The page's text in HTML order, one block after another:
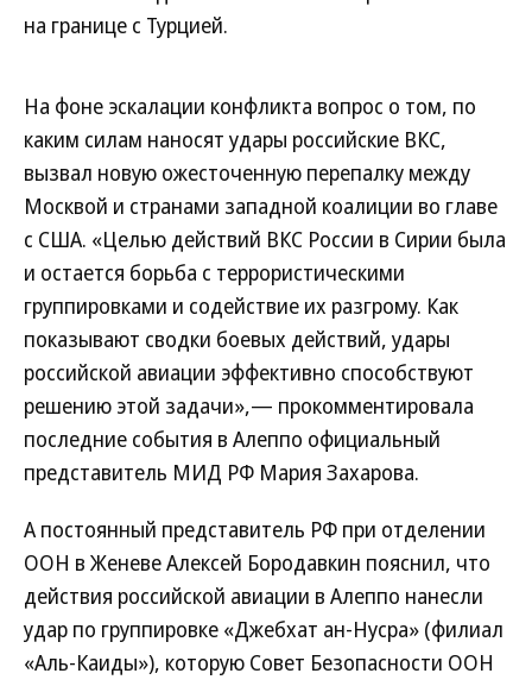
на границе с Турцией.
На фоне эскалации конфликта вопрос о том, по
каким силам наносят удары российские ВКС,
вызвал новую ожесточенную перепалку между
Москвой и странами западной коалиции во главе
с США. «Целью действий ВКС России в Сирии была
и остается борьба с террористическими
группировками и содействие их разгрому. Как
показывают сводки боевых действий, удары
российской авиации эффективно способствуют
решению этой задачи»,— прокомментировала
последние события в Алеппо официальный
представитель МИД РФ Мария Захарова.
А постоянный представитель РФ при отделении
ООН в Женеве Алексей Бородавкин пояснил, что
действия российской авиации в Алеппо нанесли
удар по группировке «Джебхат ан-Нусра» (филиал
«Аль-Каиды»), которую Совет Безопасности ООН